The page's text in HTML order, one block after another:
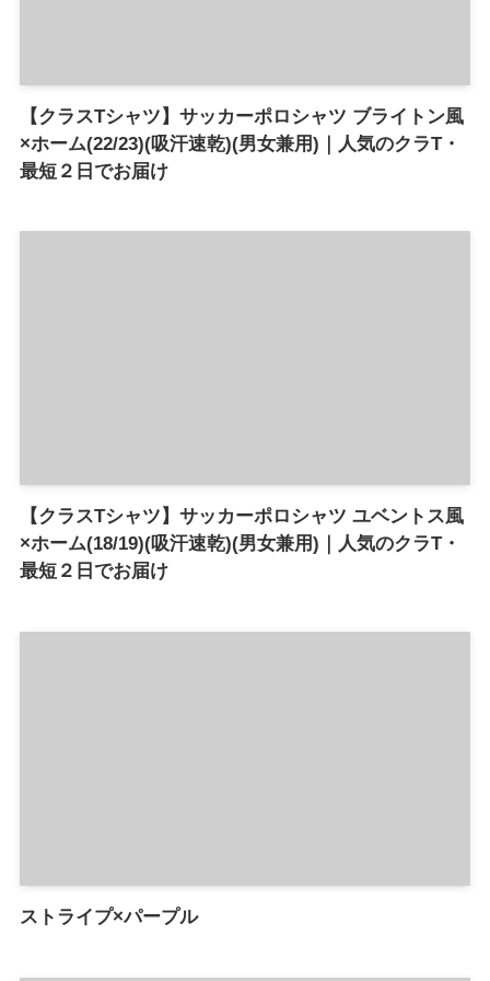
【クラスTシャツ】サッカーポロシャツ ブライトン風
×ホーム(22/23)(吸汗速乾)(男女兼用)｜人気のクラT・
最短２日でお届け
【クラスTシャツ】サッカーポロシャツ ユベントス風
×ホーム(18/19)(吸汗速乾)(男女兼用)｜人気のクラT・
最短２日でお届け
ストライプ×パープル